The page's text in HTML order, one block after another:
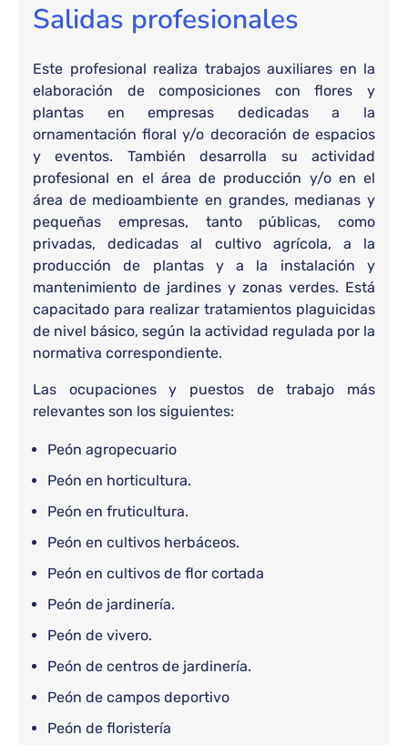
Salidas profesionales
Este profesional realiza trabajos auxiliares en la
elaboración de composiciones con flores y
plantas en empresas dedicadas a la
ornamentación floral y/o decoración de espacios
y eventos. También desarrolla su actividad
profesional en el área de producción y/o en el
área de medioambiente en grandes, medianas y
pequeñas empresas, tanto públicas, como
privadas, dedicadas al cultivo agrícola, a la
producción de plantas y a la instalación y
mantenimiento de jardines y zonas verdes. Está
capacitado para realizar tratamientos plaguicidas
de nivel básico, según la actividad regulada por la
normativa correspondiente.
Las ocupaciones y puestos de trabajo más
relevantes son los siguientes:
Peón agropecuario
Peón en horticultura.
Peón en fruticultura.
Peón en cultivos herbáceos.
Peón en cultivos de flor cortada
Peón de jardinería.
Peón de vivero.
Peón de centros de jardinería.
Peón de campos deportivo
Peón de floristería